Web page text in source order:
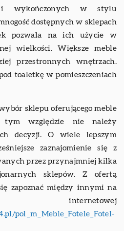
wykończonych w stylu
dostępnych w sklepach
pozwala na ich użycie w
wielkości. Większe meble
przestronnych wnętrzach.
toaletkę w pomieszczeniach
sklepu oferującego meble
tym względzie nie należy
decyzji. O wiele lepszym
zaznajomienie się z
przez przynajmniej kilka
sklepów. Z ofertą
zapoznać między innymi na
pol_m_Meble_Fotele_Fotel-